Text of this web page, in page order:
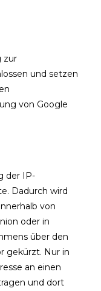
zur
und setzen
von Google
der IP-
Dadurch wird
von
oder in
über den
gekürzt. Nur in
an einen
und dort